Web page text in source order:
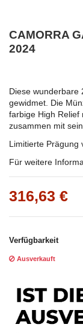
CAMORRA
2024
Diese wunderbare
gewidmet. Die
farbige High Relief
zusammen mit
Limitierte Prägung
Für weitere
316,63 €
Verfügbarkeit
Ausverkauft